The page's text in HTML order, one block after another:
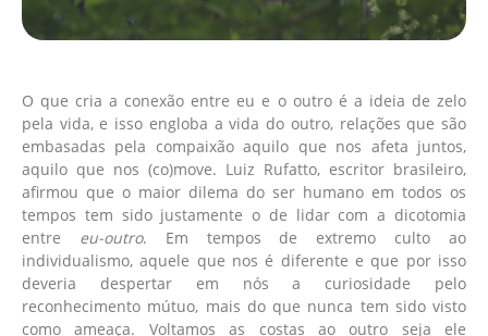
O que cria a conexão entre eu e o outro é a ideia de zelo
pela vida, e isso engloba a vida do outro, relações que são
embasadas pela compaixão aquilo que nos afeta juntos,
aquilo que nos (co)move. Luiz Rufatto, escritor brasileiro,
afirmou que o maior dilema do ser humano em todos os
tempos tem sido justamente o de lidar com a dicotomia
entre eu-outro. Em tempos de extremo culto ao
individualismo, aquele que nos é diferente e que por isso
deveria despertar em nós a curiosidade pelo
reconhecimento mútuo, mais do que nunca tem sido visto
como ameaça. Voltamos as costas ao outro seja ele